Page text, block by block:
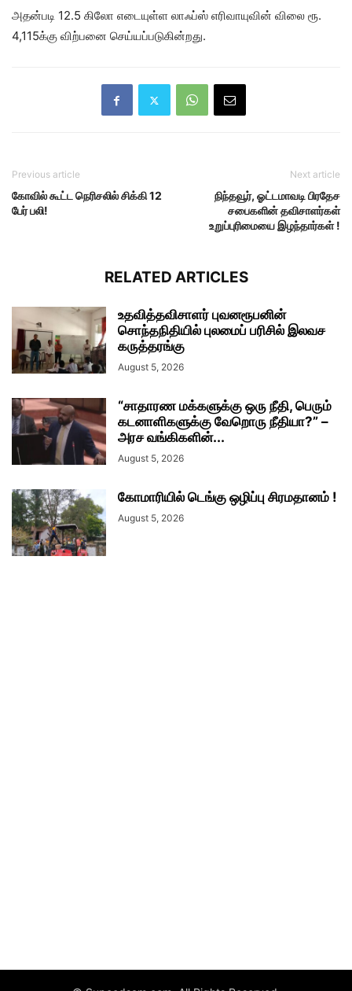
அதன்படி 12.5 கிலோ எடையுள்ள லாஃப்ஸ் எரிவாயுவின் விலை ரூ.
4,115க்கு விற்பனை செய்யப்படுகின்றது.
Previous article
கோவில் கூட்ட நெரிசலில் சிக்கி 12
பேர் பலி!
Next article
நிந்தவூர், ஓட்டமாவடி பிரதேச
சபைகளின் தவிசாளர்கள்
உறுப்புரிமையை இழந்தார்கள் !
RELATED ARTICLES
உதவித்தவிசாளர் புவனரூபனின்
சொந்தநிதியில் புலமைப் பரிசில் இலவச
கருத்தரங்கு
August 5, 2026
“சாதாரண மக்களுக்கு ஒரு நீதி, பெரும்
கடனாளிகளுக்கு வேறொரு நீதியா?” –
அரச வங்கிகளின்...
August 5, 2026
கோமாரியில் டெங்கு ஒழிப்பு சிரமதானம் !
August 5, 2026